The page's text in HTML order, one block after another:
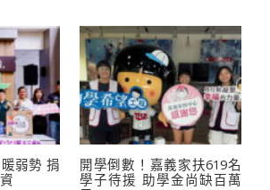
弱勢 捐
開學倒數！嘉義家扶619名
學子待援 助學金尚缺百萬